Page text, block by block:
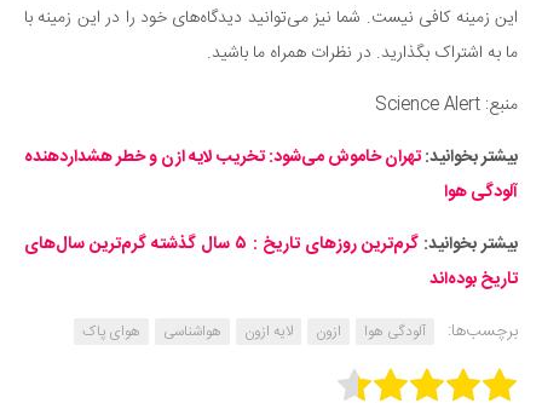
این زمینه کافی نیست. شما نیز می‌توانید دیدگاه‌های خود را در این زمینه با
ما به اشتراک بگذارید. در نظرات همراه ما باشید.
منبع: Science Alert
بیشتر بخوانید:تهران خاموش می‌شود: تخریب لایه ازن و خطر هشداردهنده
آلودگی هوا
بیشتر بخوانید:
گرم‌ترین روزهای تاریخ : ۵ سال گذشته گرم‌ترین سال‌های
تاریخ بوده‌اند
برچسب‌ها:
آلودگی هوا ازون لایه ازون هواشناسی هوای پاک
Rate this item: